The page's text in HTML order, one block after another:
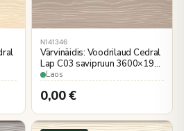
N141346
Värvinäidis: Voodrilaud Cedral
Lap C03 savipruun 3600×190
mm puiduimitatsioon
Laos
0,00€